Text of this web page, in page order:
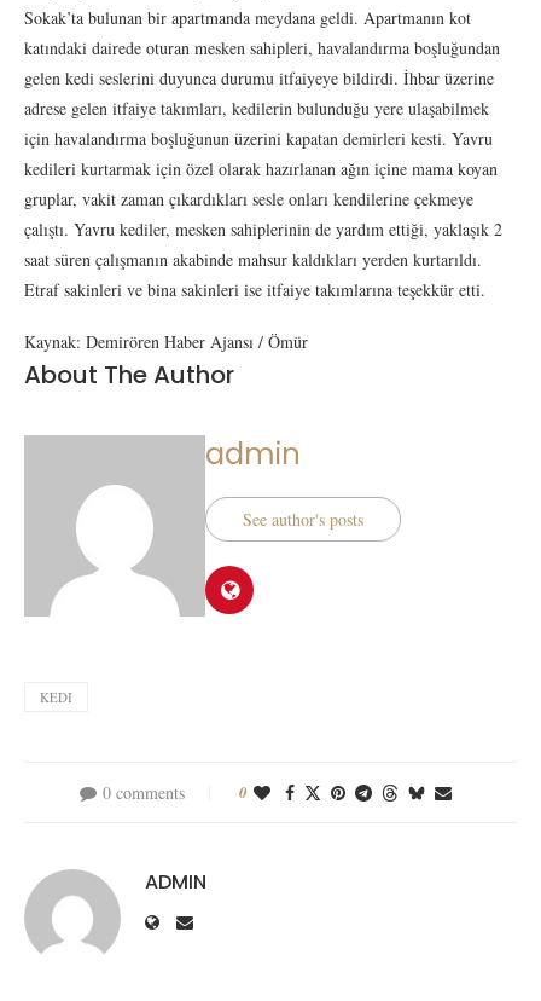
Sokak’ta bulunan bir apartmanda meydana geldi. Apartmanın kot
katındaki dairede oturan mesken sahipleri, havalandırma boşluğundan
gelen kedi seslerini duyunca durumu itfaiyeye bildirdi. İhbar üzerine
adrese gelen itfaiye takımları, kedilerin bulunduğu yere ulaşabilmek
için havalandırma boşluğunun üzerini kapatan demirleri kesti. Yavru
kedileri kurtarmak için özel olarak hazırlanan ağın içine mama koyan
gruplar, vakit zaman çıkardıkları sesle onları kendilerine çekmeye
çalıştı. Yavru kediler, mesken sahiplerinin de yardım ettiği, yaklaşık 2
saat süren çalışmanın akabinde mahsur kaldıkları yerden kurtarıldı.
Etraf sakinleri ve bina sakinleri ise itfaiye takımlarına teşekkür etti.
Kaynak: Demirören Haber Ajansı / Ömür
About The Author
admin
See author's posts
KEDI
0 comments 0
ADMIN